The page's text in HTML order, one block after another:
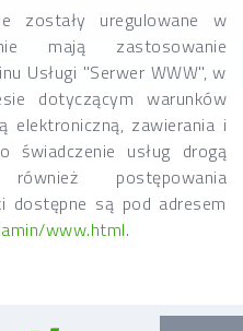
zostały uregulowane w
mają zastosowanie
Usługi "Serwer WWW", w
dotyczącym warunków
elektroniczną, zawierania i
świadczenie usług drogą
postępowania
dostępne są pod adresem
www.html.